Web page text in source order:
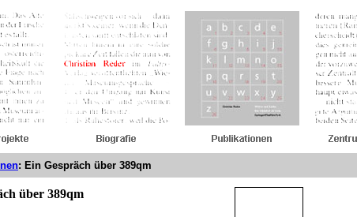
: Ein Gespräch über 389qm
über 389qm